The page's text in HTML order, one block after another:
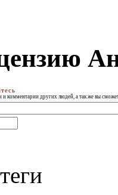
и комментарии других людей, а так же вы